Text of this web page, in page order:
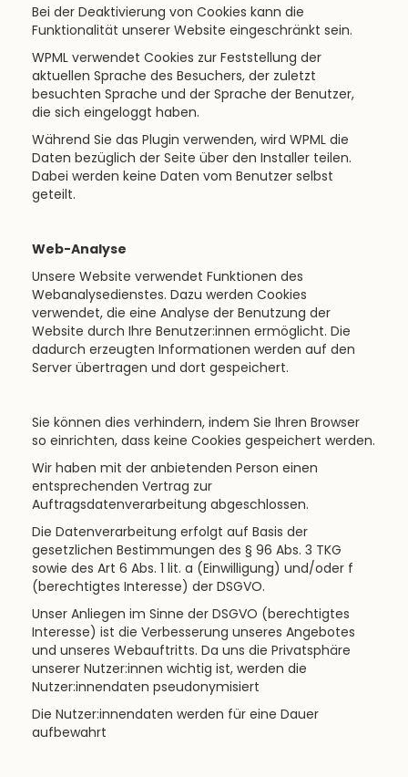
Bei der Deaktivierung von Cookies kann die
Funktionalität unserer Website eingeschränkt sein.
WPML verwendet Cookies zur Feststellung der
aktuellen Sprache des Besuchers, der zuletzt
besuchten Sprache und der Sprache der Benutzer,
die sich eingeloggt haben.
Während Sie das Plugin verwenden, wird WPML die
Daten bezüglich der Seite über den Installer teilen.
Dabei werden keine Daten vom Benutzer selbst
geteilt.
Web-Analyse
Unsere Website verwendet Funktionen des
Webanalysedienstes. Dazu werden Cookies
verwendet, die eine Analyse der Benutzung der
Website durch Ihre Benutzer:innen ermöglicht. Die
dadurch erzeugten Informationen werden auf den
Server übertragen und dort gespeichert.
Sie können dies verhindern, indem Sie Ihren Browser
so einrichten, dass keine Cookies gespeichert werden.
Wir haben mit der anbietenden Person einen
entsprechenden Vertrag zur
Auftragsdatenverarbeitung abgeschlossen.
Die Datenverarbeitung erfolgt auf Basis der
gesetzlichen Bestimmungen des § 96 Abs. 3 TKG
sowie des Art 6 Abs. 1 lit. a (Einwilligung) und/oder f
(berechtigtes Interesse) der DSGVO.
Unser Anliegen im Sinne der DSGVO (berechtigtes
Interesse) ist die Verbesserung unseres Angebotes
und unseres Webauftritts. Da uns die Privatsphäre
unserer Nutzer:innen wichtig ist, werden die
Nutzer:innendaten pseudonymisiert
Die Nutzer:innendaten werden für eine Dauer
aufbewahrt